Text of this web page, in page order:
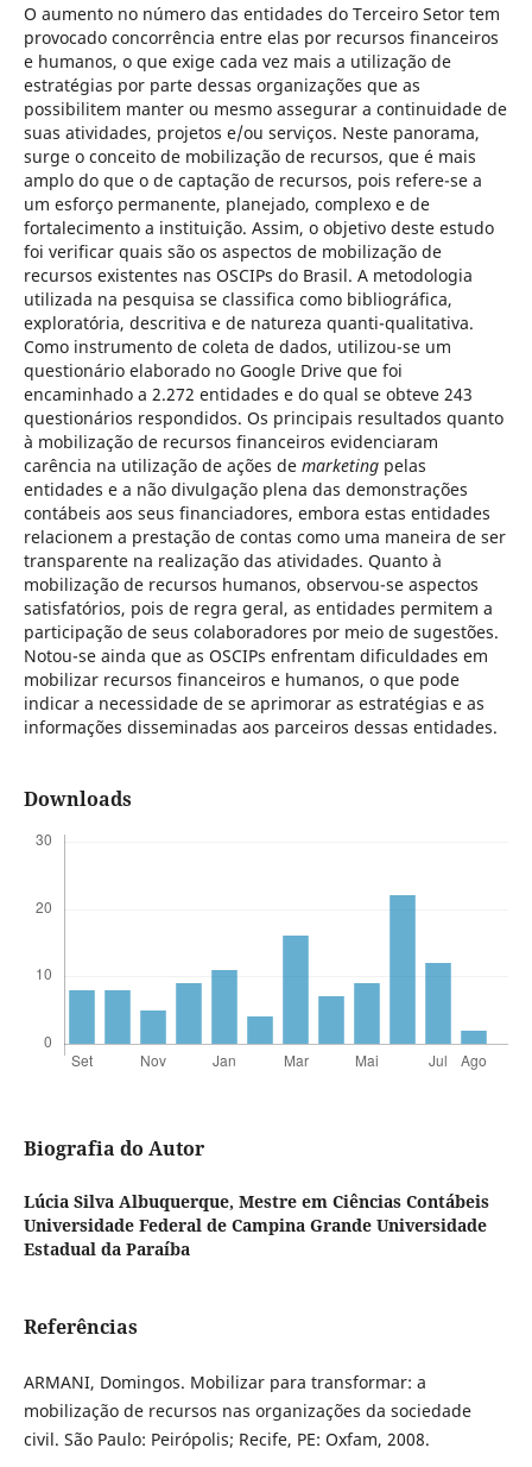
O aumento no número das entidades do Terceiro Setor tem
provocado concorrência entre elas por recursos financeiros
e humanos, o que exige cada vez mais a utilização de
estratégias por parte dessas organizações que as
possibilitem manter ou mesmo assegurar a continuidade de
suas atividades, projetos e/ou serviços. Neste panorama,
surge o conceito de mobilização de recursos, que é mais
amplo do que o de captação de recursos, pois refere-se a
um esforço permanente, planejado, complexo e de
fortalecimento a instituição. Assim, o objetivo deste estudo
foi verificar quais são os aspectos de mobilização de
recursos existentes nas OSCIPs do Brasil. A metodologia
utilizada na pesquisa se classifica como bibliográfica,
exploratória, descritiva e de natureza quanti-qualitativa.
Como instrumento de coleta de dados, utilizou-se um
questionário elaborado no Google Drive que foi
encaminhado a 2.272 entidades e do qual se obteve 243
questionários respondidos. Os principais resultados quanto
à mobilização de recursos financeiros evidenciaram
carência na utilização de ações de marketingpelas
entidades e a não divulgação plena das demonstrações
contábeis aos seus financiadores, embora estas entidades
relacionem a prestação de contas como uma maneira de ser
transparente na realização das atividades. Quanto à
mobilização de recursos humanos, observou-se aspectos
satisfatórios, pois de regra geral, as entidades permitem a
participação de seus colaboradores por meio de sugestões.
Notou-se ainda que as OSCIPs enfrentam dificuldades em
mobilizar recursos financeiros e humanos, o que pode
indicar a necessidade de se aprimorar as estratégias e as
informações disseminadas aos parceiros dessas entidades.
Downloads
Biografia do Autor
Lúcia Silva Albuquerque, Mestre em Ciências Contábeis
Universidade Federal de Campina Grande Universidade
Estadual da Paraíba
Referências
ARMANI, Domingos. Mobilizar para transformar: a
mobilização de recursos nas organizações da sociedade
civil. São Paulo: Peirópolis; Recife, PE: Oxfam, 2008.